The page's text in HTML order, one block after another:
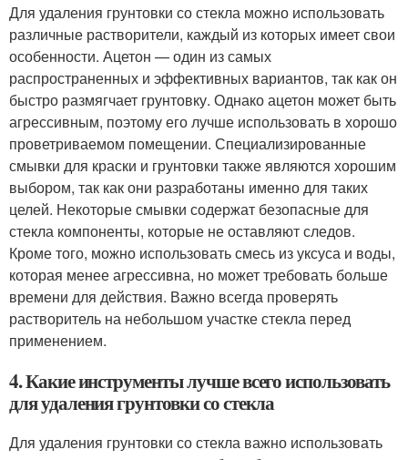
Для удаления грунтовки со стекла можно использовать
различные растворители, каждый из которых имеет свои
особенности. Ацетон — один из самых
распространенных и эффективных вариантов, так как он
быстро размягчает грунтовку. Однако ацетон может быть
агрессивным, поэтому его лучше использовать в хорошо
проветриваемом помещении. Специализированные
смывки для краски и грунтовки также являются хорошим
выбором, так как они разработаны именно для таких
целей. Некоторые смывки содержат безопасные для
стекла компоненты, которые не оставляют следов.
Кроме того, можно использовать смесь из уксуса и воды,
которая менее агрессивна, но может требовать больше
времени для действия. Важно всегда проверять
растворитель на небольшом участке стекла перед
применением.
4. Какие инструменты лучше всего использовать
для удаления грунтовки со стекла
Для удаления грунтовки со стекла важно использовать